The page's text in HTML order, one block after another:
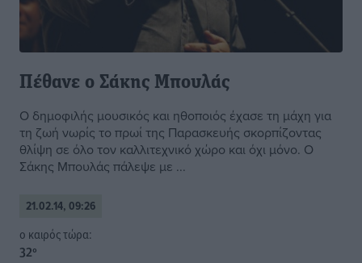
Πέθανε ο Σάκης Μπουλάς
Ο δημοφιλής μουσικός και ηθοποιός έχασε τη μάχη για
τη ζωή νωρίς το πρωί της Παρασκευής σκορπίζοντας
θλίψη σε όλο τον καλλιτεχνικό χώρο και όχι μόνο. Ο
Σάκης Μπουλάς πάλεψε με ...
21.02.14, 09:26
o καιρός τώρα:
32°